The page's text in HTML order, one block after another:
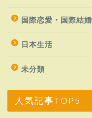
国際恋愛・国際結婚
日本生活
未分類
人気記事TOP5